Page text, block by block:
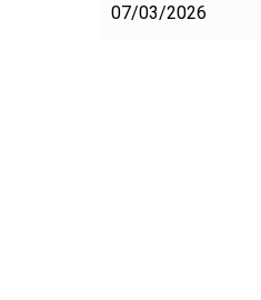
07/03/2026